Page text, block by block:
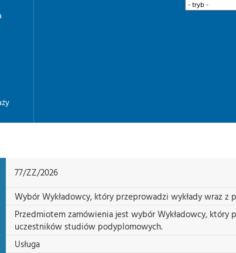
77/ZZ/2026
Wybór Wykładowcy, który przeprowadzi wykłady wraz
Przedmiotem zamówienia jest wybór Wykładowcy,
uczestników studiów podyplomowych.
Usługa